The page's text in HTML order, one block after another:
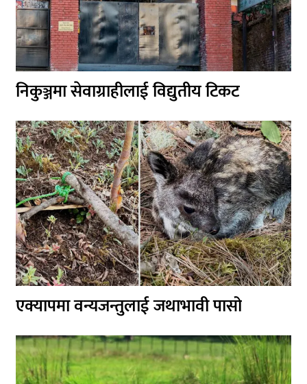
निकुञ्जमा सेवाग्राहीलाई विद्युतीय टिकट
एक्यापमा वन्यजन्तुलाई जथाभावी पासो